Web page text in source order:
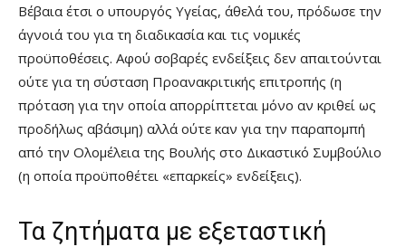
Βέβαια έτσι ο υπουργός Υγείας, άθελά του, πρόδωσε την
άγνοιά του για τη διαδικασία και τις νομικές
προϋποθέσεις. Αφού σοβαρές ενδείξεις δεν απαιτούνται
ούτε για τη σύσταση Προανακριτικής επιτροπής (η
πρόταση για την οποία απορρίπτεται μόνο αν κριθεί ως
προδήλως αβάσιμη) αλλά ούτε καν για την παραπομπή
από την Ολομέλεια της Βουλής στο Δικαστικό Συμβούλιο
(η οποία προϋποθέτει «επαρκείς» ενδείξεις).
Τα ζητήματα με εξεταστική